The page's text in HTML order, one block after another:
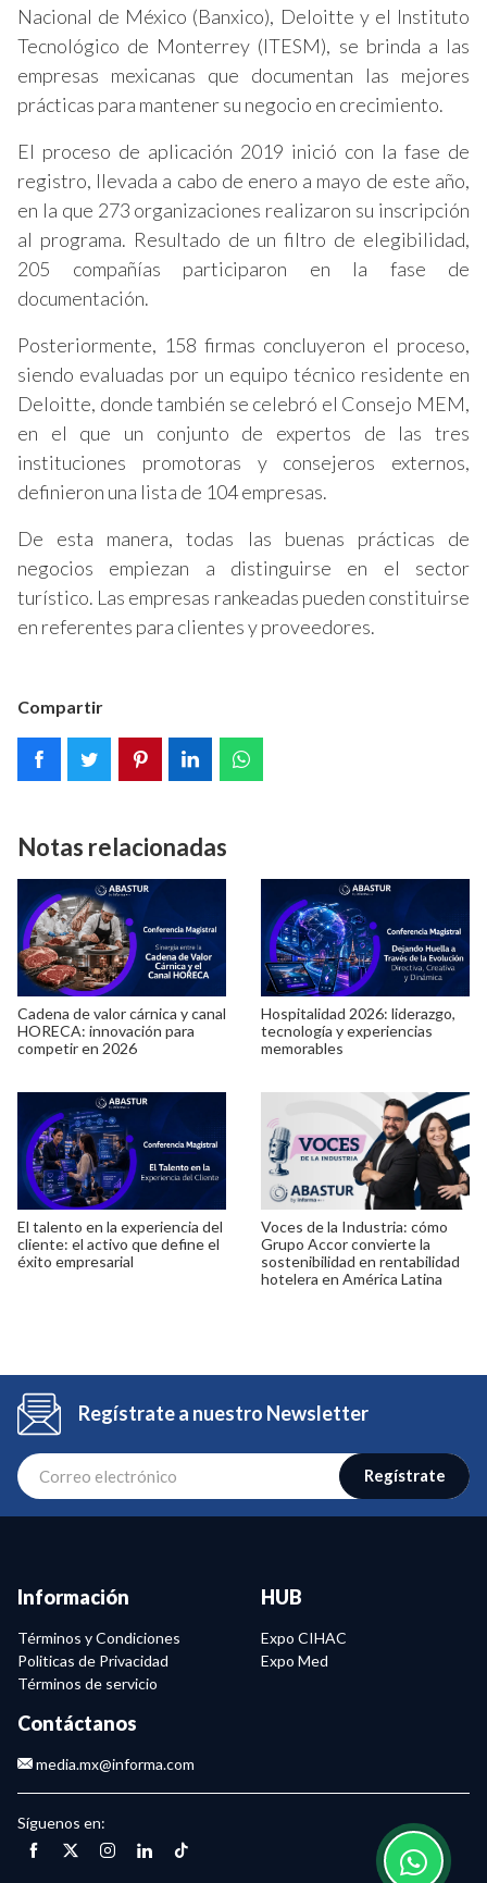
Nacional de México (Banxico), Deloitte y el Instituto
Tecnológico de Monterrey (ITESM), se brinda a las
empresas mexicanas que documentan las mejores
prácticas para mantener su negocio en crecimiento.
El proceso de aplicación 2019 inició con la fase de
registro, llevada a cabo de enero a mayo de este año,
en la que 273 organizaciones realizaron su inscripción
al programa. Resultado de un filtro de elegibilidad,
205 compañías participaron en la fase de
documentación.
Posteriormente, 158 firmas concluyeron el proceso,
siendo evaluadas por un equipo técnico residente en
Deloitte, donde también se celebró el Consejo MEM,
en el que un conjunto de expertos de las tres
instituciones promotoras y consejeros externos,
definieron una lista de 104 empresas.
De esta manera, todas las buenas prácticas de
negocios empiezan a distinguirse en el sector
turístico. Las empresas rankeadas pueden constituirse
en referentes para clientes y proveedores.
Compartir
Notas relacionadas
Cadena de valor cárnica y canal
HORECA: innovación para
competir en 2026
Hospitalidad 2026: liderazgo,
tecnología y experiencias
memorables
El talento en la experiencia del
cliente: el activo que define el
éxito empresarial
Voces de la Industria: cómo
Grupo Accor convierte la
sostenibilidad en rentabilidad
hotelera en América Latina
Regístrate a nuestro Newsletter
Regístrate
Información
Términos y Condiciones
Politicas de Privacidad
Términos de servicio
HUB
Expo CIHAC
Expo Med
Contáctanos
media.mx@informa.com
Síguenos en: